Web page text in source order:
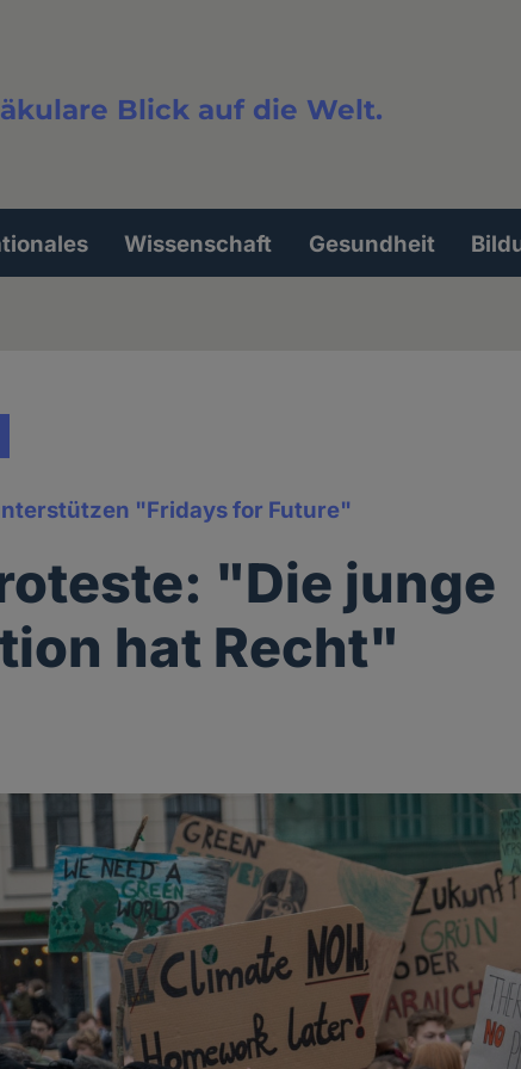
Blick auf die Welt.
Wissenschaft Gesundheit
"Fridays for Future"
"Die junge
hat Recht"